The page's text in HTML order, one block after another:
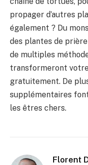
propager d’autres
également ? Du
des plantes de
de multiples
transformeront votre
gratuitement. De
supplémentaires
les êtres chers.
Florent